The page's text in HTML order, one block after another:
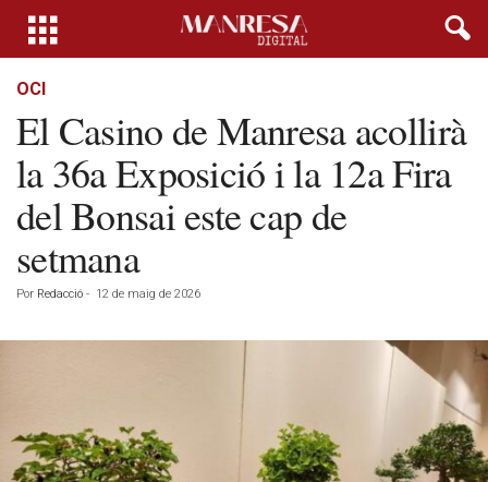
OCI
El Casino de Manresa acollirà
la 36a Exposició i la 12a Fira
del Bonsai este cap de
setmana
Por Redacció - 12 de maig de 2026